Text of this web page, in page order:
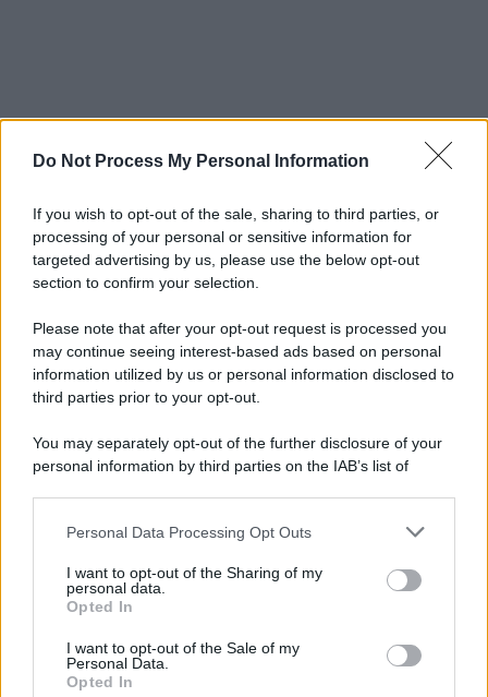
Do Not Process My Personal Information
If you wish to opt-out of the sale, sharing to third parties, or
processing of your personal or sensitive information for
targeted advertising by us, please use the below opt-out
section to confirm your selection.
Please note that after your opt-out request is processed you
may continue seeing interest-based ads based on personal
information utilized by us or personal information disclosed to
third parties prior to your opt-out.
You may separately opt-out of the further disclosure of your
personal information by third parties on the IAB’s list of
This information may also be disclosed by us to third parties
disclose it to other third parties.
Please note that this website/app uses one or more Google
services and may gather and store information including but
not limited to your visit or usage behaviour. You may click to
grant or deny consent to Google and its third-party tags to
Personal Data Processing Opt Outs
I want to opt-out of the Sharing of my
personal data.
Opted In
I want to opt-out of the Sale of my
Personal Data.
Opted In